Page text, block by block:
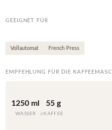
GEEIGNET FÜR
Vollautomat French Press
EMPFEHLUNG FÜR DIE
1250 ml
WASSER +
55 g
KAFFEE